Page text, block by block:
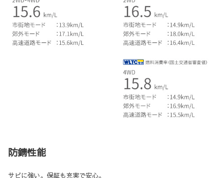
防錆性能
サビに強い。保証も充実で安心。